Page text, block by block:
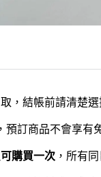
，結帳前請清楚
預訂商品不會享有
購買一次 ，所有同